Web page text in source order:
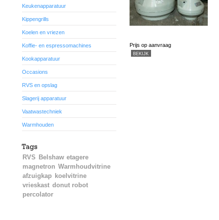
Prijs op aanvraag
BEKIJK
Keukenapparatuur
Kippengrills
Koelen en vriezen
Koffie- en espressomachines
Kookapparatuur
Occasions
RVS en opslag
Slagerij apparatuur
Vaatwastechniek
Warmhouden
RVS Belshaw etagere
magnetron Warmhoudvitrine
afzuigkap koelvitrine
vrieskast donut robot
percolator